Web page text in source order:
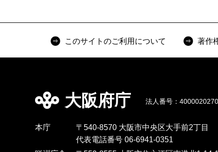
このサイトのご利用について 著作
大阪府庁 法人番号：
本庁
〒540-8570 大阪市中央区大手前2丁目
代表電話番号 06-6941-0351